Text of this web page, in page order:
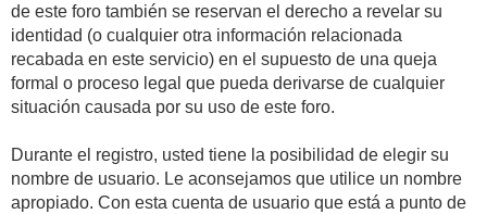
de este foro también se reservan el derecho a revelar su
identidad (o cualquier otra información relacionada
recabada en este servicio) en el supuesto de una queja
formal o proceso legal que pueda derivarse de cualquier
situación causada por su uso de este foro.
Durante el registro, usted tiene la posibilidad de elegir su
nombre de usuario. Le aconsejamos que utilice un nombre
apropiado. Con esta cuenta de usuario que está a punto de